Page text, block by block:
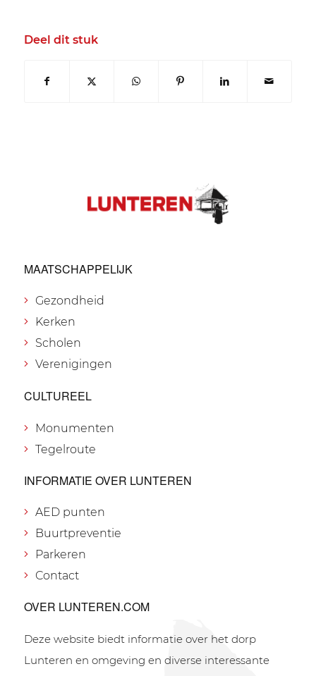
Deel dit stuk
MAATSCHAPPELIJK
Gezondheid
Kerken
Scholen
Verenigingen
CULTUREEL
Monumenten
Tegelroute
INFORMATIE OVER LUNTEREN
AED punten
Buurtpreventie
Parkeren
Contact
OVER LUNTEREN.COM
Deze website biedt informatie over het dorp
Lunteren en omgeving en diverse interessante